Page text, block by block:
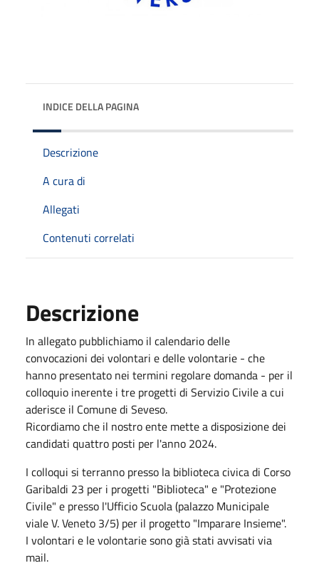
INDICE DELLA PAGINA
Descrizione
A cura di
Allegati
Contenuti correlati
Descrizione
In allegato pubblichiamo il calendario delle
convocazioni dei volontari e delle volontarie - che
hanno presentato nei termini regolare domanda - per il
colloquio inerente i tre progetti di Servizio Civile a cui
aderisce il Comune di Seveso.
Ricordiamo che il nostro ente mette a disposizione dei
candidati quattro posti per l'anno 2024.
I colloqui si terranno presso la biblioteca civica di Corso
Garibaldi 23 per i progetti "Biblioteca" e "Protezione
Civile" e presso l'Ufficio Scuola (palazzo Municipale
viale V. Veneto 3/5) per il progetto "Imparare Insieme".
I volontari e le volontarie sono già stati avvisati via
mail.